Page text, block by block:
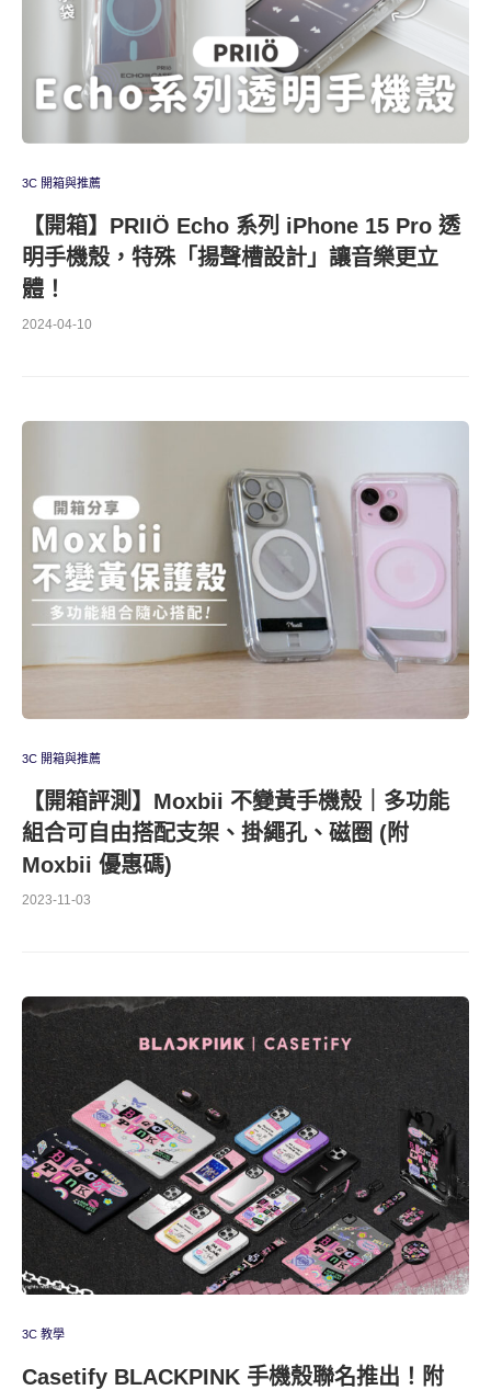
3C 開箱與推薦
【開箱】PRIIÖ Echo 系列 iPhone 15 Pro 透
明手機殼，特殊「揚聲槽設計」讓音樂更立
體！
2024-04-10
3C 開箱與推薦
【開箱評測】Moxbii 不變黃手機殼｜多功能
組合可自由搭配支架、掛繩孔、磁圈 (附
Moxbii 優惠碼)
2023-11-03
3C 教學
Casetify BLACKPINK 手機殼聯名推出！附